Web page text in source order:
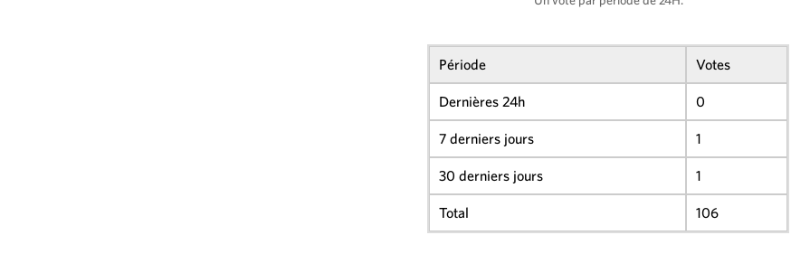
Période Votes
Dernières 24h 0
7 derniers jours 1
30 derniers jours 1
Total 106